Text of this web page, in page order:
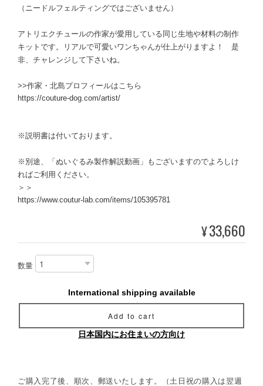
（ニードルフェルティングではございません）
アトリエクチュールの作家が愛用している同じ生地や材料の制作
キットです。リアルで可愛いワンちゃんが仕上がりますよ！ 是
非、チャレンジして下さいね。
>>作家・北島プロフィールはこちら
https://couture-dog.com/artist/
※説明書は付いております。
※別途、「ぬいぐるみ製作解説動画」もございますのでよろしけ
ればご利用ください。
＞＞
https://www.coutur-lab.com/items/105395781
¥33,660
数量
International shipping available
Add to cart
日本国内にお住まいの方向け
ご購入完了後、順次、郵送いたします。（土日祝の購入は翌週